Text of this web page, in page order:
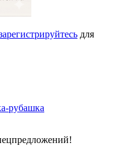
для
рубашка